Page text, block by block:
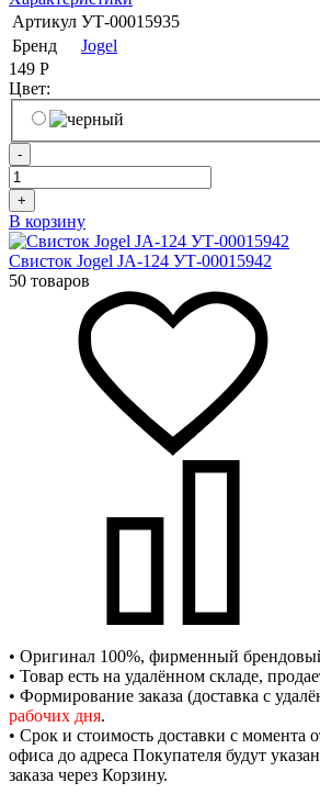
Артикул УТ-00015935
Бренд
Jogel
149 Р
Цвет:
-
+
В корзину
Свисток Jogel JA-124 УТ-00015942
50 товаров
• Оригинал 100%, фирменный
• Товар есть на удалённом складе,
• Формирование заказа (доставка с
рабочих дня.
• Срок и стоимость доставки с момента
офиса до адреса Покупателя будут
заказа через Корзину.